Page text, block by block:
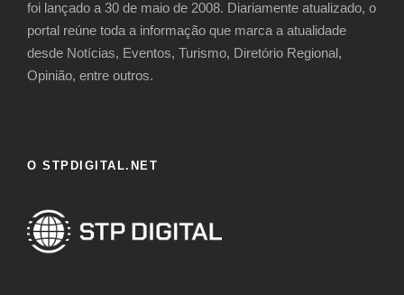
foi lançado a 30 de maio de 2008. Diariamente atualizado, o
portal reúne toda a informação que marca a atualidade
desde Notícias, Eventos, Turismo, Diretório Regional,
Opinião, entre outros.
O STPDIGITAL.NET